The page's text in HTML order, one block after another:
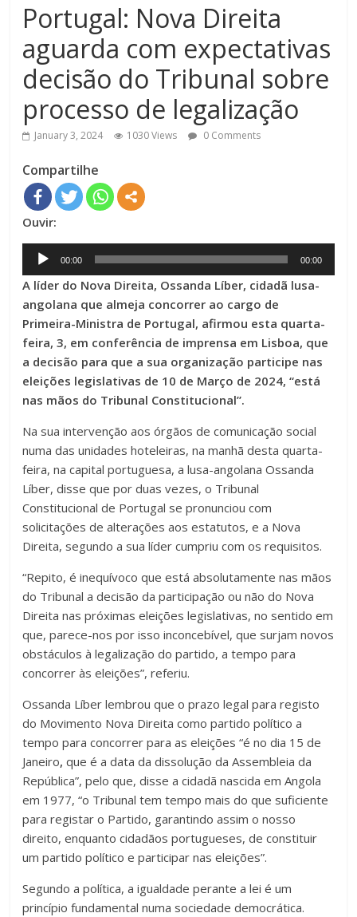
Portugal: Nova Direita
aguarda com expectativas
decisão do Tribunal sobre
processo de legalização
January 3, 2024 1030 Views 0 Comments
Compartilhe
Ouvir:
Audio
Player
00:00 00:00
A líder do Nova Direita, Ossanda Líber, cidadã lusa-
angolana que almeja concorrer ao cargo de
Primeira-Ministra de Portugal, afirmou esta quarta-
feira, 3, em conferência de imprensa em Lisboa, que
a decisão para que a sua organização participe nas
eleições legislativas de 10 de Março de 2024, “está
nas mãos do Tribunal Constitucional”.
Na sua intervenção aos órgãos de comunicação social
numa das unidades hoteleiras, na manhã desta quarta-
feira, na capital portuguesa, a lusa-angolana Ossanda
Líber, disse que por duas vezes, o Tribunal
Constitucional de Portugal se pronunciou com
solicitações de alterações aos estatutos, e a Nova
Direita, segundo a sua líder cumpriu com os requisitos.
“Repito, é inequívoco que está absolutamente nas mãos
do Tribunal a decisão da participação ou não do Nova
Direita nas próximas eleições legislativas, no sentido em
que, parece-nos por isso inconcebível, que surjam novos
obstáculos à legalização do partido, a tempo para
concorrer às eleições”, referiu.
Ossanda Líber lembrou que o prazo legal para registo
do Movimento Nova Direita como partido político a
tempo para concorrer para as eleições “é no dia 15 de
Janeiro,que é a data da dissolução da Assembleia da
República”, pelo que, disse a cidadã nascida em Angola
em 1977, “o Tribunal tem tempo mais do que suficiente
para registar o Partido, garantindo assim o nosso
direito, enquanto cidadãos portugueses, de constituir
um partido político e participar nas eleições”.
Segundo a política, a igualdade perante a lei é um
princípio fundamental numa sociedade democrática.